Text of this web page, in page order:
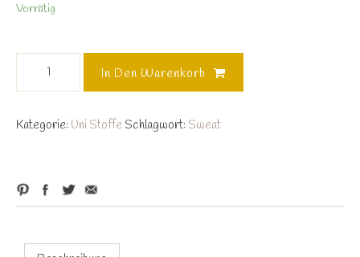
Vorrätig
Meter
In Den Warenkorb
Kategorie: Uni Stoffe Schlagwort: Sweat